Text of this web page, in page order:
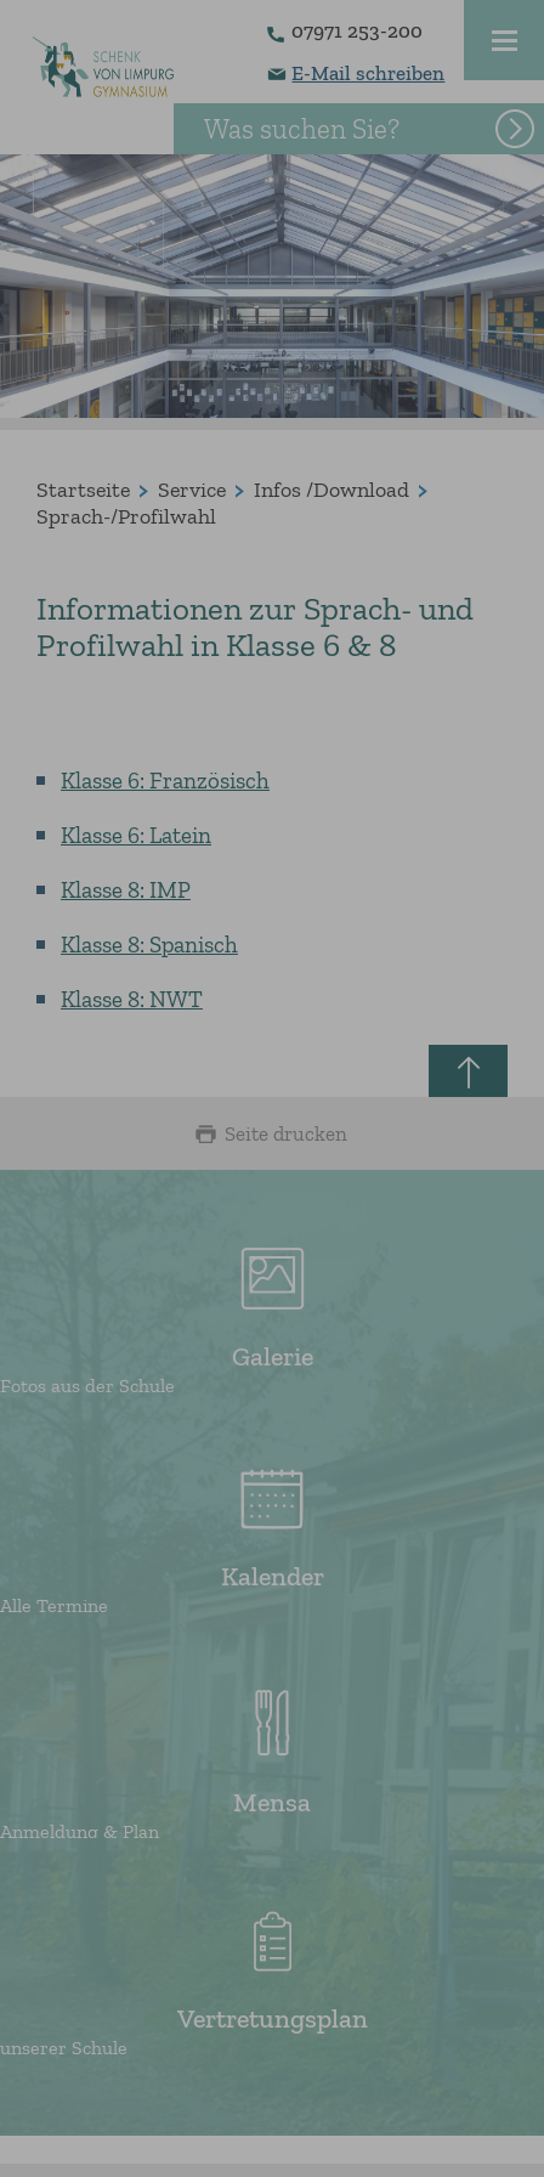
07971 253-200
E-Mail schreiben
Was suchen Sie?
Startseite Service
Infos /Download
Sprach-/Profilwahl
Informationen zur Sprach- und
Profilwahl in Klasse 6 & 8
Klasse 6: Französisch
Klasse 6: Latein
Klasse 8: IMP
Klasse 8: Spanisch
Klasse 8: NWT
Seite drucken
Galerie
Fotos aus der Schule
Kalender
Alle Termine
Mensa
Anmeldung & Plan
Vertretungsplan
unserer Schule